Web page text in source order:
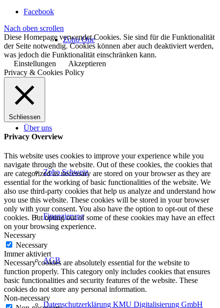
Zoho One
Blog
Über uns
Zoho Schweiz
Finanzierung
AGB
Datenschutzerklärung KMU Digitalisierung GmbH
Facebook
Nach oben scrollen
Diese Homepage verwendet Cookies. Sie sind für die Funktionalität
der Seite notwendig. Cookies können aber auch deaktiviert werden,
was jedoch die Funktionalität einschränken kann.
Einstellungen
Akzeptieren
Privacy & Cookies Policy
Schliessen
Privacy Overview
This website uses cookies to improve your experience while you
navigate through the website. Out of these cookies, the cookies that
are categorized as necessary are stored on your browser as they are
essential for the working of basic functionalities of the website. We
also use third-party cookies that help us analyze and understand how
you use this website. These cookies will be stored in your browser
only with your consent. You also have the option to opt-out of these
cookies. But opting out of some of these cookies may have an effect
on your browsing experience.
Necessary
Necessary
Immer aktiviert
Necessary cookies are absolutely essential for the website to
function properly. This category only includes cookies that ensures
basic functionalities and security features of the website. These
cookies do not store any personal information.
Non-necessary